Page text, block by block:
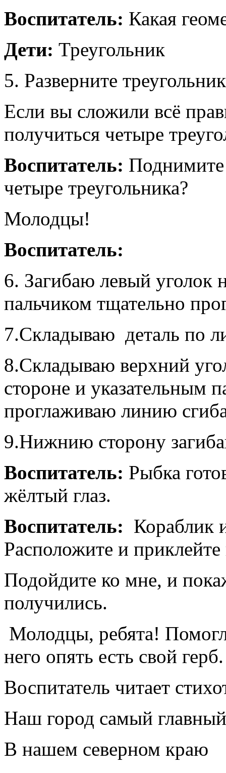
Воспитатель: Какая
Дети: Треугольник
5. Разверните
Если вы сложили всё
получиться четыре
Воспитатель: Поднимите
четыре треугольника?
Молодцы!
Воспитатель:
6. Загибаю левый уголок
пальчиком тщательно
7.Складываю деталь по
8.Складываю верхний
стороне и указательным
проглаживаю линию
9.Нижнию сторону
Воспитатель: Рыбка
жёлтый глаз.
Воспитатель: Кораблик
Расположите и
Подойдите ко мне, и
получились.
Молодцы, ребята!
него опять есть свой герб.
Воспитатель читает
Наш город самый главный
В нашем северном краю